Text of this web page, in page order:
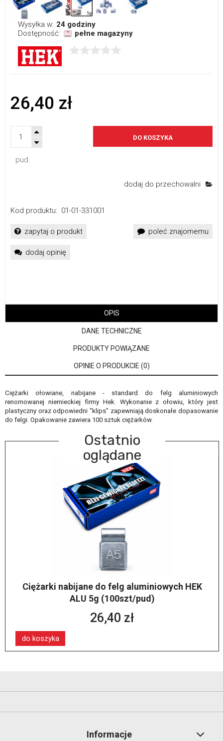
Wysyłka w: 24 godziny
Dostępność:
pełne magazyny
26,40 zł
pud.
DO KOSZYKA
dodaj do przechowalni
Kod produktu: 01-01-331001
zapytaj o produkt poleć znajomemu
dodaj opinię
OPIS
DANE TECHNICZNE
PRODUKTY POWIĄZANE
OPINIE O PRODUKCIE (0)
Ciężarki ołowiane, nabijane - standard do felg aluminiowych
renomowanej niemieckiej firmy Hek. Wykonanie z ołowiu, który jest
plastyczny oraz odpowiedni "klips" zapewniają doskonałe dopasowanie
do felgi. Opakowanie zawiera 100 sztuk ciężarków.
Ostatnio
oglądane
Ciężarki nabijane do felg aluminiowych HEK
ALU 5g (100szt/pud)
26,40 zł
do koszyka
Informacje